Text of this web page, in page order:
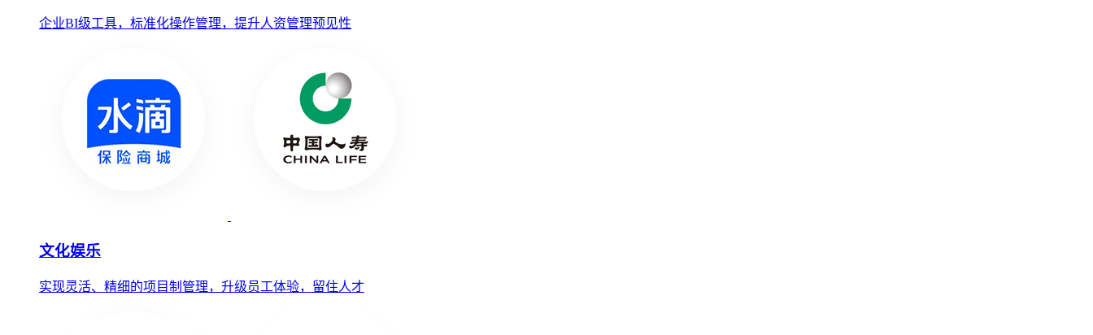
企业BI级工具，标准化操作管理，提升人资管理预见性
文化娱乐
实现灵活、精细的项目制管理，升级员工体验，留住人才